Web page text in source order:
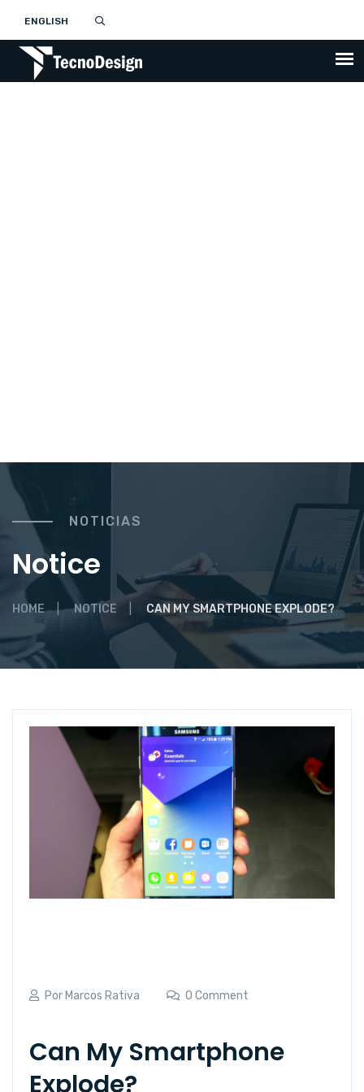
ENGLISH
NOTICIAS
Notice
HOME NOTICE CAN MY SMARTPHONE EXPLODE?
Por Marcos Rativa 0 Comment
Can My Smartphone
Explode?